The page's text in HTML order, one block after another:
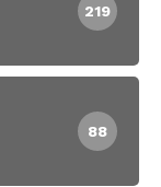
219
88